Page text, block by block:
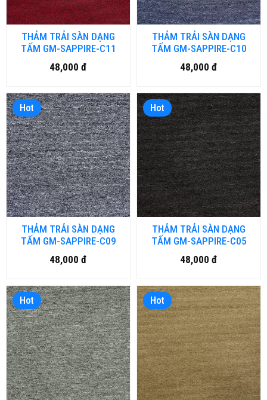
THẢM TRẢI SÀN DẠNG
TẤM GM-SAPPIRE-C11
48,000 đ
THẢM TRẢI SÀN DẠNG
TẤM GM-SAPPIRE-C10
48,000 đ
Hot
THẢM TRẢI SÀN DẠNG
TẤM GM-SAPPIRE-C09
48,000 đ
Hot
THẢM TRẢI SÀN DẠNG
TẤM GM-SAPPIRE-C05
48,000 đ
Hot Hot